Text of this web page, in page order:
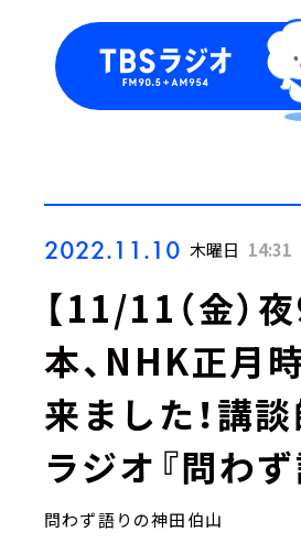
2022.11.10 木曜日 14:31
【11/11（金）
本、NHK正月
来ました！講
ラジオ『問わ
問わず語りの神田伯山